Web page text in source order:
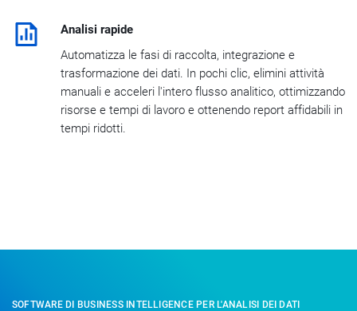
Analisi rapide
Automatizza le fasi di raccolta, integrazione e
trasformazione dei dati. In pochi clic, elimini attività
manuali e acceleri l'intero flusso analitico, ottimizzando
risorse e tempi di lavoro e ottenendo report affidabili in
tempi ridotti.
SOFTWARE DI BUSINESS INTELLIGENCE PER L'ANALISI DEI DATI